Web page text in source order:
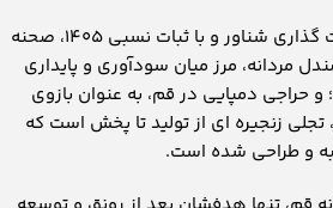
حراجی صندل مردانه با قیمت ‌گذاری شناور و با ثبات نسبی 1405، صحنه‌
مردانه، مرز میان سودآوری و پایداری
و حراجی دمپایی در قم، به‌ عنوان بازوی
زنجیره‌ ای از تولید تا پخش است که
و طراحی شده است.